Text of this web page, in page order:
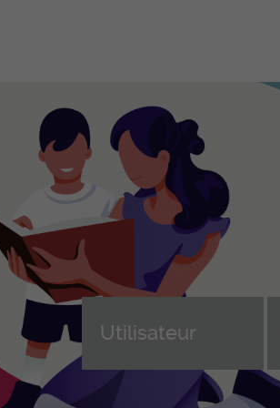
Formations
professionnelles initiales
ASSC – Assistant-e en soins et
santé communautaire CFC
Formation continue des ASSC
(AFDASSC)
ASA – Aide en soins et
accompagnement AFP
ASE – Assistant-e socio-